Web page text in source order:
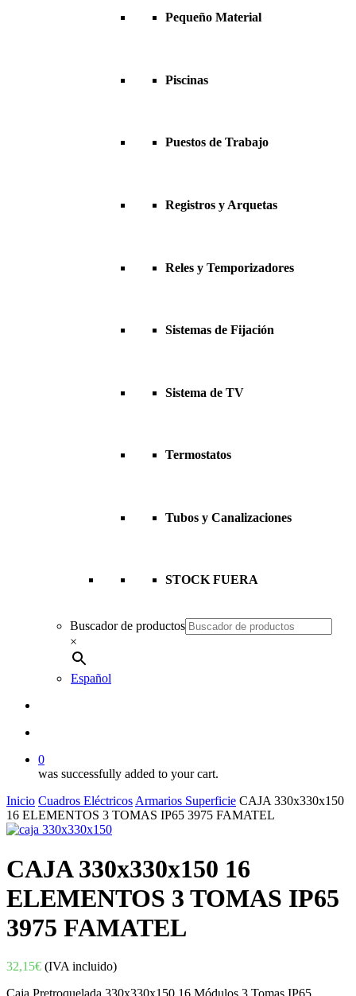
Pequeño Material
Piscinas
Puestos de Trabajo
Registros y Arquetas
Reles y Temporizadores
Sistemas de Fijación
Sistema de TV
Termostatos
Tubos y Canalizaciones
STOCK FUERA
Buscador de productos
×
Español
0
was successfully added to your cart.
Inicio Cuadros EléctricosArmarios Superficie CAJA 330x330x150
16 ELEMENTOS 3 TOMAS IP65 3975 FAMATEL
CAJA 330x330x150 16
ELEMENTOS 3 TOMAS IP65
3975 FAMATEL
32,15€ (IVA incluido)